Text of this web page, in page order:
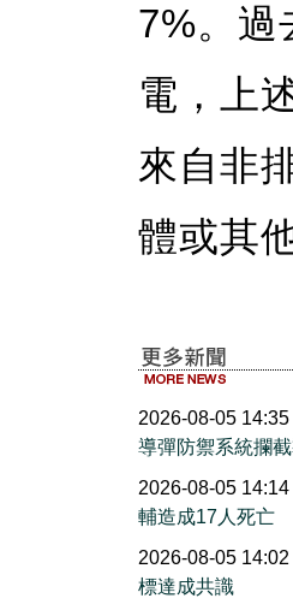
7%。過
電，上
來自非
體或其
2026-08-05 14:35
導彈防禦系統攔
2026-08-05 14:14
輔造成17人死亡
2026-08-05 14:02
標達成共識